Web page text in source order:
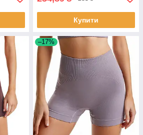
Купити
–17%